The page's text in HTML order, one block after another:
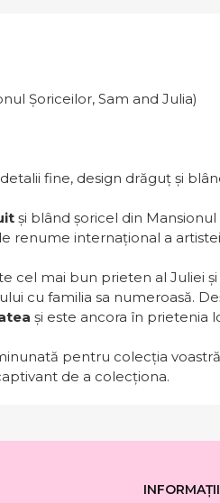
Șoriceilor, Sam and Julia)
fine, design drăguț și
și blând șoricel din
renume internațional a
cel mai bun prieten al Juliei
cu familia sa numeroasă.
și este ancora în prietenia
pentru colecția
de a colecționa.
INFORMAȚII